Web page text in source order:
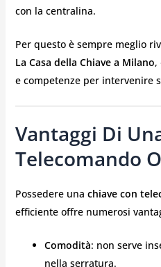
con la centralina.
Per questo è sempre meglio
La Casa della Chiave a Milano,
e competenze per intervenire
Vantaggi Di
Telecomando
Possedere una chiave con
efficiente offre numerosi
Comodità: non serve
nella serratura.